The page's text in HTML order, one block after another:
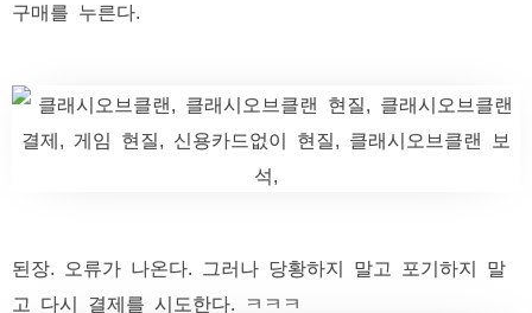
구매를 누른다.
된장. 오류가 나온다. 그러나 당황하지 말고 포기하지 말
고 다시 결제를 시도한다. ㅋㅋㅋ